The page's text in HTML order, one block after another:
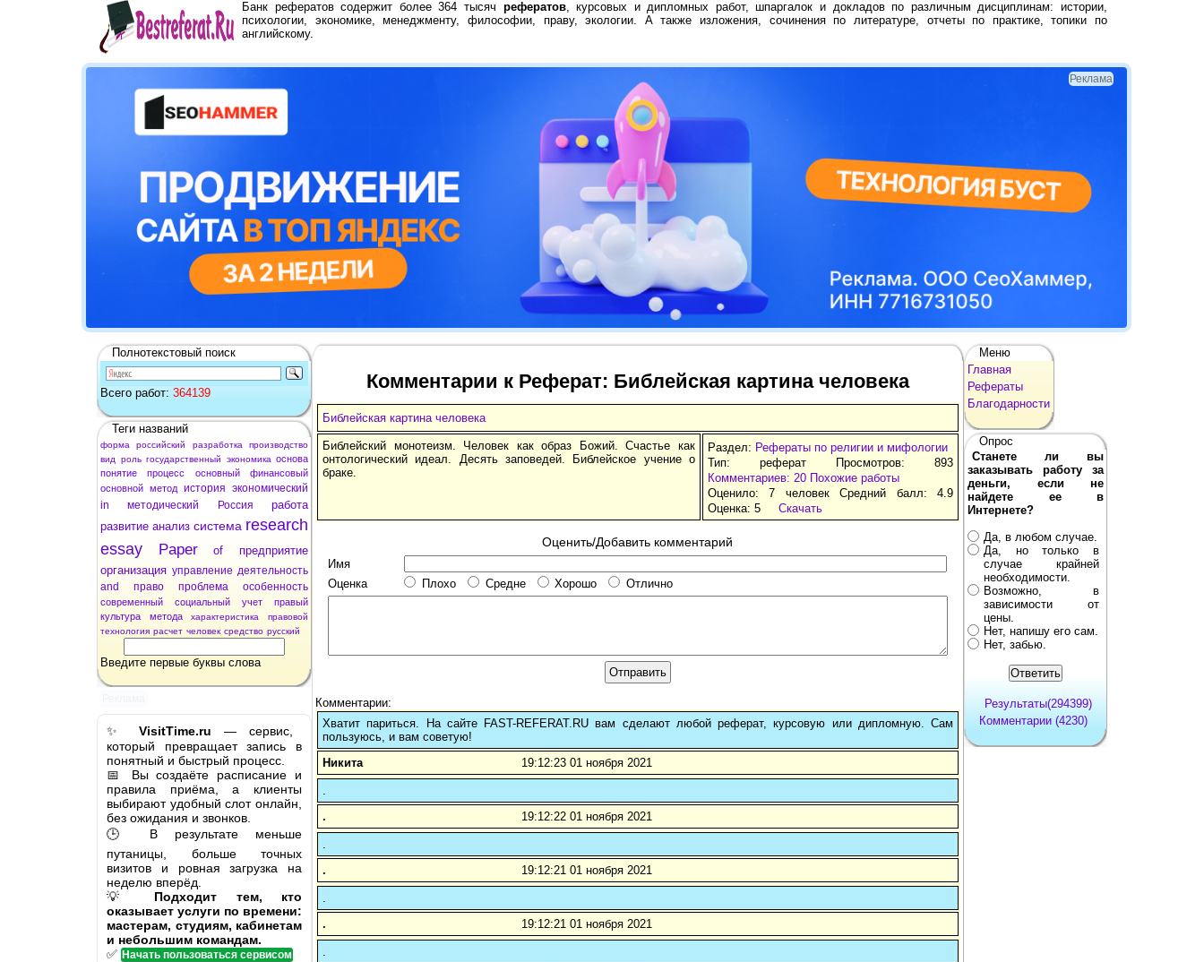
Банк рефератов содержит более 364 тысяч рефератов, курсовых и дипломных работ, шпаргалок и докладов по различным дисциплинам: истории,
психологии, экономике, менеджменту, философии, праву, экологии. А также изложения, сочинения по литературе, отчеты по практике, топики по
английскому.
Реклама
Полнотекстовый поиск
Всего работ: 364139
Теги названий
форма российский разработка
производство
вид
роль государственный экономика основа
понятие
процесс основный
финансовый
основной метод история экономический
in
методический Россия
работа
развитие анализ система research
essay
Paper of
предприятие
организация управление деятельность
and
право проблема особенность
современный социальный учет
правый
культура
метода характеристика
правовой
технология расчет человек средство русский
Введите первые буквы слова
✨ VisitTime.ru — сервис,
который превращает запись в
понятный и быстрый процесс.
📅 Вы создаёте расписание и
правила приёма, а клиенты
выбирают удобный слот онлайн,
без ожидания и звонков.
🕒 В результате меньше
путаницы, больше точных
визитов и ровная загрузка на
неделю вперёд.
💡 Подходит тем, кто
оказывает услуги по времени:
мастерам, студиям, кабинетам
и небольшим командам.
✅ Начать пользоваться сервисом
Комментарии к Реферат: Библейская картина человека
Библейская картина человека
Библейский монотеизм. Человек как образ Божий. Счастье как
онтологический идеал. Десять заповедей. Библейское учение о
браке.
Раздел: Рефераты по религии и мифологии
Тип: реферат Просмотров: 893
Комментариев: 20 Похожие работы
Оценило: 7 человек Средний балл: 4.9
Оценка: 5 Скачать
Оценить/Добавить комментарий
Имя
Оценка
Плохо Средне Хорошо Отлично
Комментарии:
Хватит париться. На сайте FAST-REFERAT.RU вам сделают любой реферат, курсовую или дипломную. Сам
пользуюсь, и вам советую!
Никита
19:12:23 01 ноября 2021
.
.
19:12:22 01 ноября 2021
.
.
19:12:21 01 ноября 2021
.
.
19:12:21 01 ноября 2021
.
Меню
Главная
Рефераты
Благодарности
Опрос
Станете ли вы
заказывать работу за
деньги, если не
найдете ее в
Интернете?
Да, в любом случае.
Да, но только в
случае крайней
необходимости.
Возможно, в
зависимости от
цены.
Нет, напишу его сам.
Нет, забью.
Результаты(294399)
Комментарии (4230)